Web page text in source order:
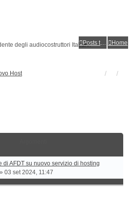
Posts toplist
Home
Host
di AFDT su nuovo servizio di hosting
» 03 set 2024, 11:47